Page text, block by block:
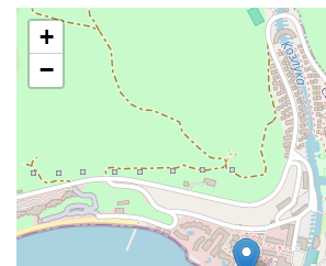
+
−